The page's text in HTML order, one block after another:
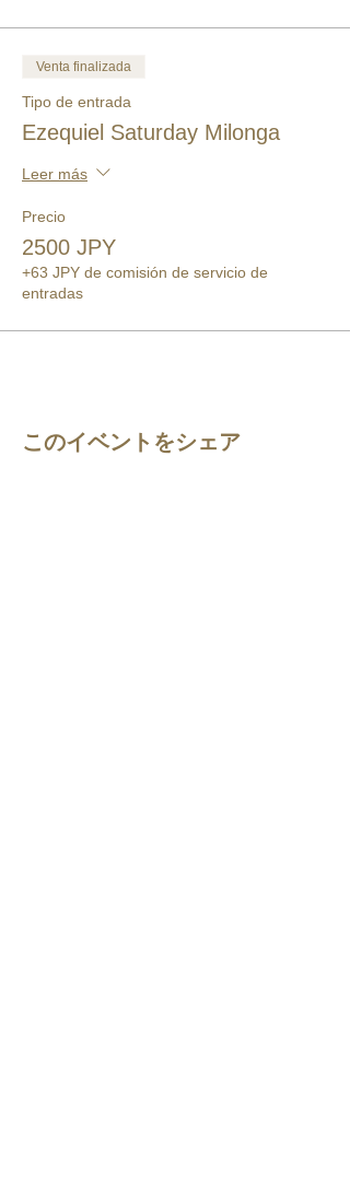
Venta finalizada
Tipo de entrada
Ezequiel Saturday Milonga
Leer más
Precio
2500 JPY
+63 JPY de comisión de servicio de
entradas
このイベントをシェア